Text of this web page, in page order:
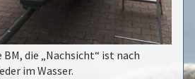
BM, die „Nachsicht“ ist nach
im Wasser.